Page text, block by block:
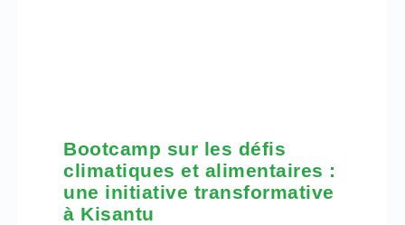
Bootcamp sur les défis
climatiques et alimentaires :
une initiative transformative
à Kisantu